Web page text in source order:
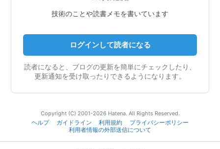
技術のことや読書メモを書いています
ログインして読者になる
読者になると、ブログの更新を簡単にチェックしたり、
更新通知を受け取ったりできるようになります。
Copyright (C) 2001-2026 Hatena. All Rights Reserved.
ヘルプ
ガイドライン 利用規約
プライバシーポリシー
利用者情報の外部送信について